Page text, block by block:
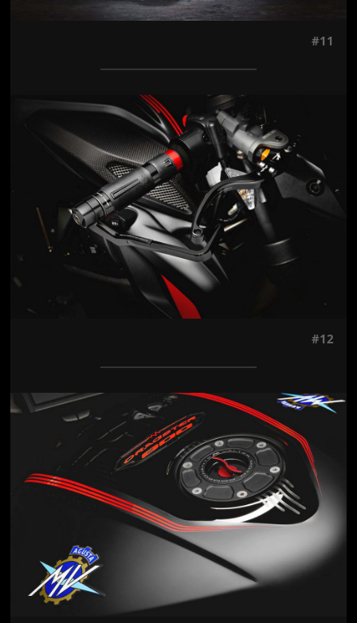
#11
Jön még kép!
#12
Jön még kép!